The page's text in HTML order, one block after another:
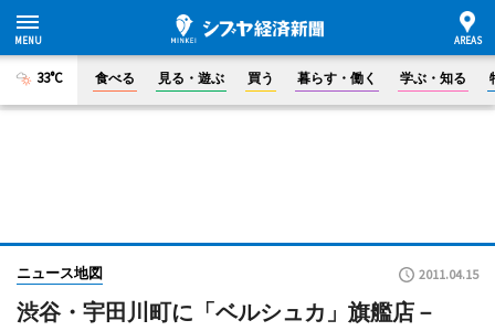
33°C 食べる 見る・遊ぶ 買う 暮らす・働く 学ぶ・知る
ニュース地図 2011.04.15
渋谷・宇田川町に「ベルシュカ」旗艦店－